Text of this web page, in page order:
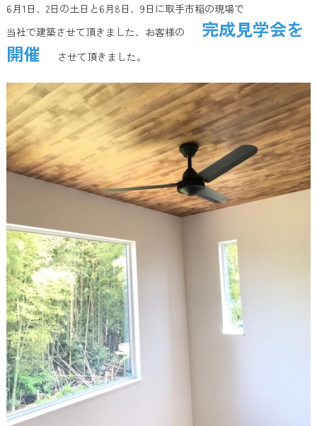
6月1日、2日の土日と6月8日、9日に取手市稲の現場で
当社で建築させて頂きました、お客様の
完成見学会を
開催
させて頂きました。